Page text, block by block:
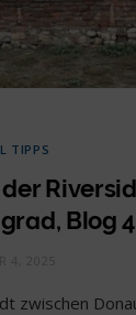
TIPPS
Blog 4
zwischen